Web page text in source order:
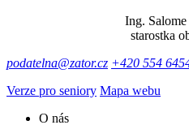
Ing.
starostka
podatelna@zator.cz +420 554
Verze pro seniory Mapa webu
O nás